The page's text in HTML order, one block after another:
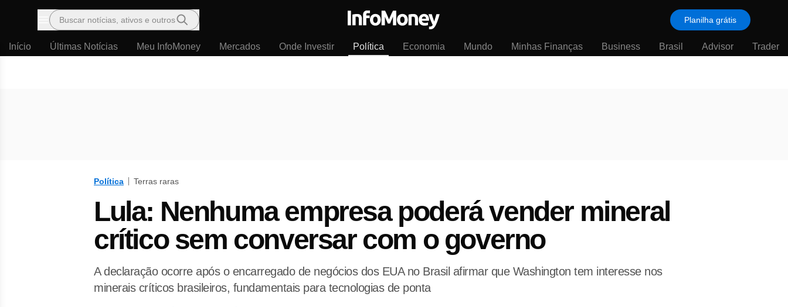
Menu
Buscar notícias, ativos e outros Planilha grátis
Início Últimas Notícias Meu InfoMoney Mercados Onde Investir Política Economia Mundo Minhas Finanças Business Brasil Advisor Trader
Política Terras raras
Lula: Nenhuma empresa poderá vender mineral
crítico sem conversar com o governo
A declaração ocorre após o encarregado de negócios dos EUA no Brasil afirmar que Washington tem interesse nos
minerais críticos brasileiros, fundamentais para tecnologias de ponta